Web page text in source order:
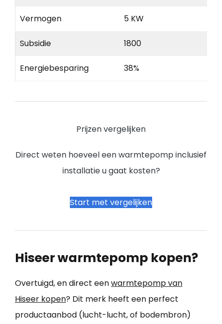
Vermogen 5 KW
Subsidie 1800
Energiebesparing 38%
Prijzen vergelijken
Direct weten hoeveel een warmtepomp inclusief
installatie u gaat kosten?
Start met vergelijken
Hiseer warmtepomp kopen?
Overtuigd, en direct eenwarmtepomp van
Hiseer kopen? Dit merk heeft een perfect
productaanbod (lucht-lucht, of bodembron)